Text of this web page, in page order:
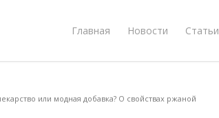
Главная Новости Статьи
или модная добавка? О свойствах ржаной